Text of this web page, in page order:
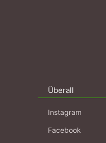
Überall
Instagram
Facebook